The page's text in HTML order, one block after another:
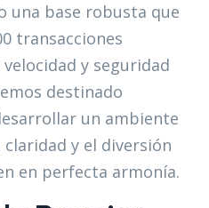
una base robusta que
transacciones
y seguridad
destinado
un ambiente
y el diversión
en perfecta armonía.